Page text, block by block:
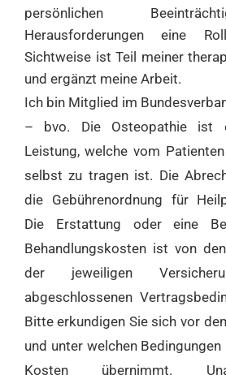
persönlichen
Herausforderungen eine
Sichtweise ist Teil meiner
und ergänzt meine Arbeit.
Ich bin Mitglied im
– bvo. Die Osteopathie ist
Leistung, welche vom
selbst zu tragen ist. Die
die Gebührenordnung für
Die Erstattung oder eine
Behandlungskosten ist von
der jeweiligen
abgeschlossenen
Bitte erkundigen Sie sich vor
und unter welchen
Kosten übernimmt.